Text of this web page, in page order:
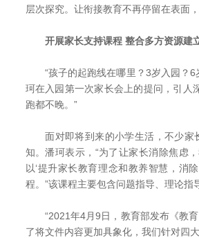
层次探究。让衔接教育不再停留在表面
开展家长支持课程 整合多方资源建
“孩子的起跑线在哪里？3岁入园？6
珂在入园第一次家长会上的提问，引人
跑都不晚。”
面对即将到来的小学生活，不少家
知。潘珂表示，“为了让家长消除焦虑
以‘提升家长教育理念和教养智慧，消
程。”该课程主要包含问题指导、理论指
“2021年4月9日，教育部发布《教育
了将文件内容更加具象化，我们针对四